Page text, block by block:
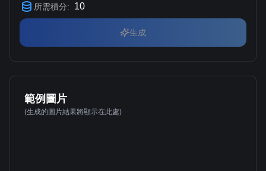
所需積分: 10
生成
範例圖片
(生成的圖片結果將顯示在此處)